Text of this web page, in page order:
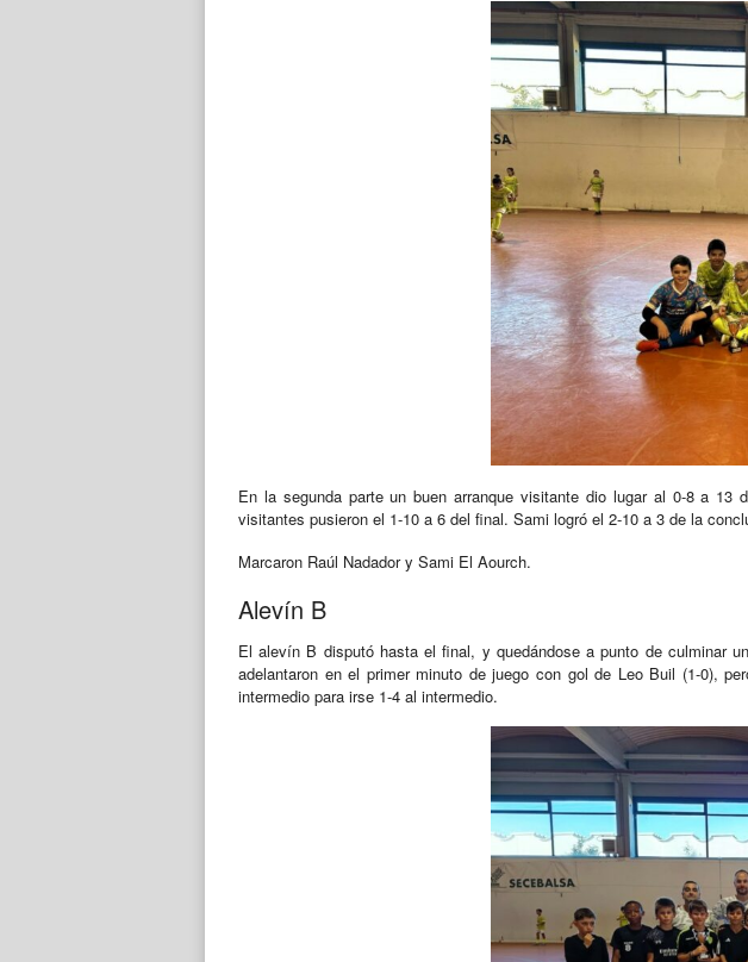
En la segunda parte un buen arranque visitante dio lugar al 0-8 a
visitantes pusieron el 1-10 a 6 del final. Sami logró el 2-10 a 3 de la
Marcaron Raúl Nadador y Sami El Aourch.
Alevín B
El alevín B disputó hasta el final, y quedándose a punto de culminar
adelantaron en el primer minuto de juego con gol de Leo Buil (1-0),
intermedio para irse 1-4 al intermedio.